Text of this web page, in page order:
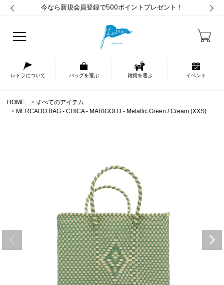
今なら新規会員登録で500ポイントプレゼント！
レトラについて バッグを選ぶ 雑貨を選ぶ イベント
HOME
すべてのアイテム
MERCADO BAG - CHICA - MARIGOLD - Metallic Green / Cream (XXS)